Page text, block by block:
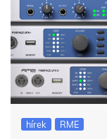
hírek RME